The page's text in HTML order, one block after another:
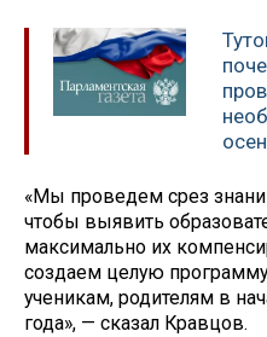
«Мы проведем срез
чтобы выявить
максимально их
создаем целую
ученикам, родителям в
года», — сказал Кравцов.